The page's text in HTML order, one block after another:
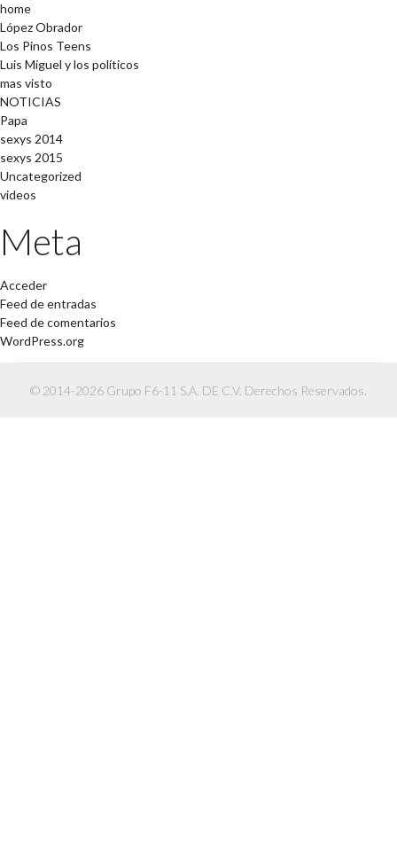
home
López Obrador
Los Pinos Teens
Luis Miguel y los políticos
mas visto
NOTICIAS
Papa
sexys 2014
sexys 2015
Uncategorized
videos
Meta
Acceder
Feed de entradas
Feed de comentarios
WordPress.org
© 2014-2026 Grupo F6-11 S.A. DE C.V. Derechos Reservados.